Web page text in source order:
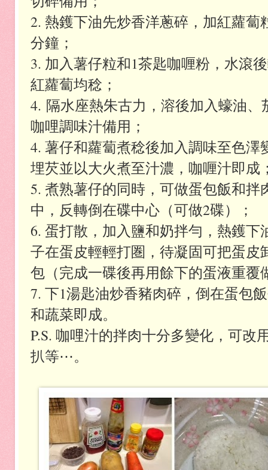
2. 熱鑊下油先炒香洋蔥碎，加紅蘿蔔
分鐘；
3. 加入薯仔粒和1茶匙咖喱粉，水滾
紅蘿蔔均稔；
4. 隔水座熱朱古力，溶後加入蠔油
咖哩調味汁備用；
4. 薯仔和蘿蔔煮稔後加入調味至色
埋芡並以大火煮至汁濃，咖喱汁即成
5. 煮熟薯仔的同時，可做蛋包飯和
中，反轉倒在碟中心（可做2碟）；
6. 蛋打散，加入鹽和奶拌勻，熱鑊
子在蛋皮輕輕打圏，待凝固可把蛋皮
包（完成一碟後再用餘下的蛋液重覆
7. 下1湯匙油炒香豬肉碎，倒在蛋包
和蔬菜即成。
P.S. 咖哩汁的拌肉十分多變化，可改
扒等⋯。